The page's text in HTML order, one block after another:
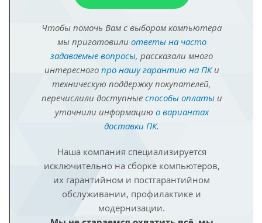
Чтобы помочь Вам с выбором компьютера
мы приготовили ответы на часто
задаваемые вопросы, рассказали много
интересного про нашу гарантию на ПКи
техническую поддержку покупателей,
перечислили доступные способы оплатыи
уточнили информацию о вариантах
доставки ПК.
Наша компания специализируется
исключительно на сборке компьютеров,
их гарантийном и постгарантийном
обслуживании, профилактике и
модернизации.